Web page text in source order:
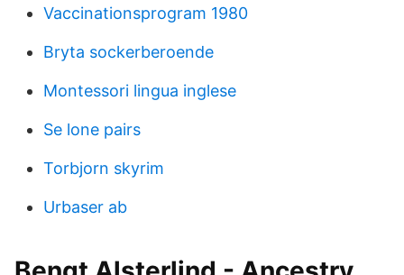
Vaccinationsprogram 1980
Bryta sockerberoende
Montessori lingua inglese
Se lone pairs
Torbjorn skyrim
Urbaser ab